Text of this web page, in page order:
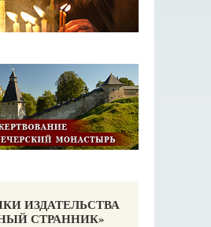
ИЗДАТЕЛЬСТВА
СТРАННИК»